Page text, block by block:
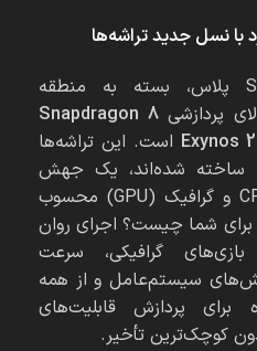
قلب تپنده‌ی گلکسی S25 پلاس، بسته به منطقه
پردازشیSnapdragon 8
Exynos است. این تراشه‌ها
ساخته شده‌اند، یک جهش
عظیم در قدرت پردازش CPU و گرافیک (GPU) محسوب
شما چیست؟ اجرای روان
گرافیکی، سرعت
سیستم‌عامل و از همه
برای پردازش قابلیت‌های
کوچک‌ترین تأخیر.